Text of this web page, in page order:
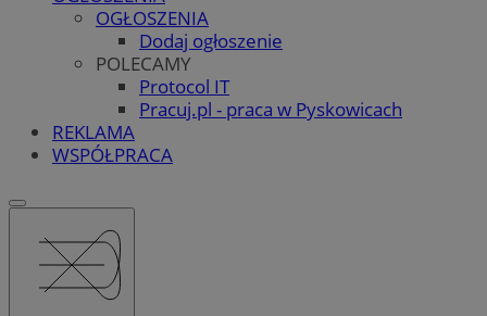
OGŁOSZENIA
Dodaj ogłoszenie
POLECAMY
Protocol IT
Pracuj.pl - praca w Pyskowicach
REKLAMA
WSPÓŁPRACA